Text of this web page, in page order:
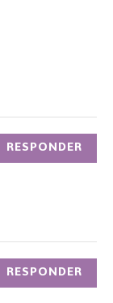
RESPONDER
RESPONDER